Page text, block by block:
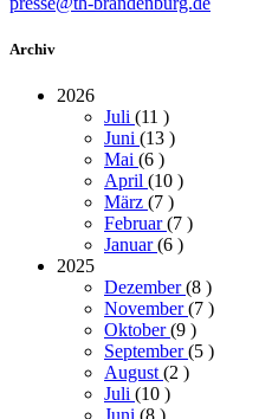
Archiv
2026
Juli (11 )
Juni (13 )
Mai (6 )
April (10 )
März (7 )
Februar(7 )
Januar(6 )
2025
Dezember(8 )
November(7 )
Oktober(9 )
September(5 )
August(2 )
Juli (10 )